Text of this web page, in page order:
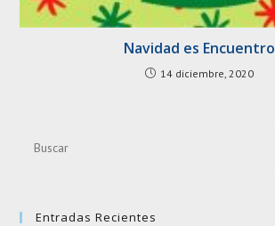
Navidad es Encuentro
14 diciembre, 2020
Entradas Recientes